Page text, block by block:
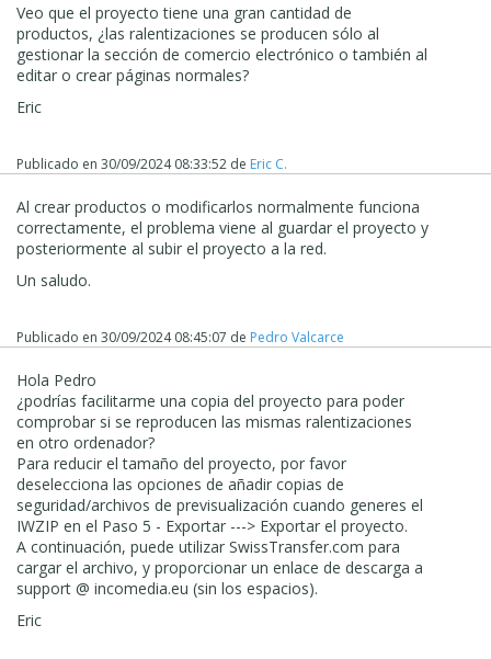
Veo que el proyecto tiene una gran cantidad de
productos, ¿las ralentizaciones se producen sólo al
gestionar la sección de comercio electrónico o también al
editar o crear páginas normales?
Eric
Publicado en 30/09/2024 08:33:52 de Eric C.
Al crear productos o modificarlos normalmente funciona
correctamente, el problema viene al guardar el proyecto y
posteriormente al subir el proyecto a la red.
Un saludo.
Publicado en 30/09/2024 08:45:07 de Pedro Valcarce
Hola Pedro
¿podrías facilitarme una copia del proyecto para poder
comprobar si se reproducen las mismas ralentizaciones
en otro ordenador?
Para reducir el tamaño del proyecto, por favor
deselecciona las opciones de añadir copias de
seguridad/archivos de previsualización cuando generes el
IWZIP en el Paso 5 - Exportar ---> Exportar el proyecto.
A continuación, puede utilizar SwissTransfer.com para
cargar el archivo, y proporcionar un enlace de descarga a
support @ incomedia.eu (sin los espacios).
Eric